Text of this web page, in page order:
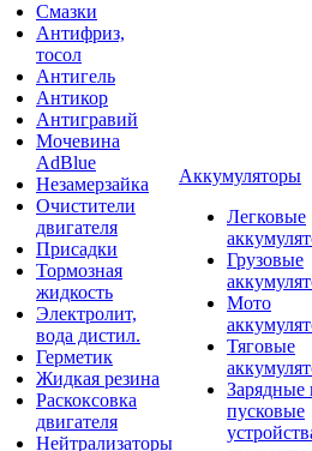
Смазки
Антифриз,
тосол
Антигель
Антикор
Антигравий
Мочевина
AdBlue
Незамерзайка
Очистители
двигателя
Присадки
Тормозная
жидкость
Электролит,
вода дистил.
Герметик
Жидкая резина
Раскоксовка
двигателя
Нейтрализаторы
Аккумуляторы
Легковые
Грузовые
Мото
Тяговые
Зарядные
пусковые